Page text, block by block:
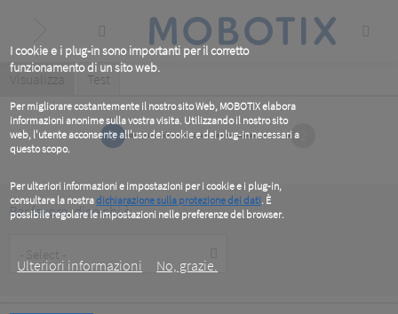
I cookie e i plug-in sono importanti per il corretto
funzionamento di un sito web.
Per migliorare costantemente il nostro sito Web, MOBOTIX elabora
informazioni anonime sulla vostra visita. Utilizzando il nostro sito
web, l'utente acconsente all'uso dei cookie e dei plug-in necessari a
questo scopo.
Per ulteriori informazioni e impostazioni per i cookie e i plug-in,
consultare la nostradichiarazione sulla protezione dei dati. È
possibile regolare le impostazioni nelle preferenze del browser.
Ulteriori informazioni
No, grazie.
content
Primary
tabs
Visualizza (active
Test
1
Per favore, dice chi è
Type